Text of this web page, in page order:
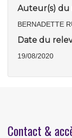
Auteur(s) du
BERNADETTE
Date du
19/08/2020
Contact &